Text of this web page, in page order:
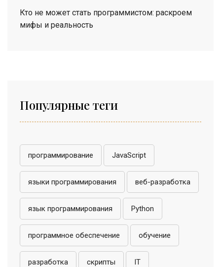
Кто не может стать программистом: раскроем
мифы и реальность
Популярные теги
программирование JavaScript
языки программирования веб-разработка
язык программирования Python
программное обеспечение обучение
разработка скрипты IT